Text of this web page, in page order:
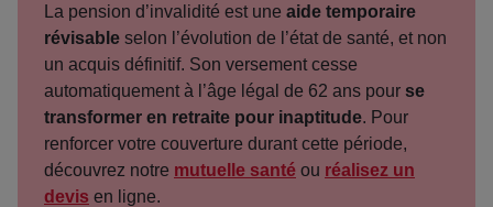
La pension d’invalidité est une aide temporaire
révisable selon l’évolution de l’état de santé, et non
un acquis définitif. Son versement cesse
automatiquement à l’âge légal de 62 ans pour se
transformer en retraite pour inaptitude. Pour
renforcer votre couverture durant cette période,
découvrez notre mutuelle santé ou réalisez un
devis en ligne.